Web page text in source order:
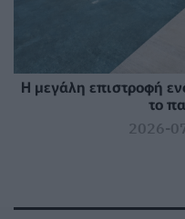
Η μεγάλη επιστροφή
το
2026-